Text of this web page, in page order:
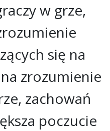
w grze,
się na
zrozumienie
zachowań
poczucie